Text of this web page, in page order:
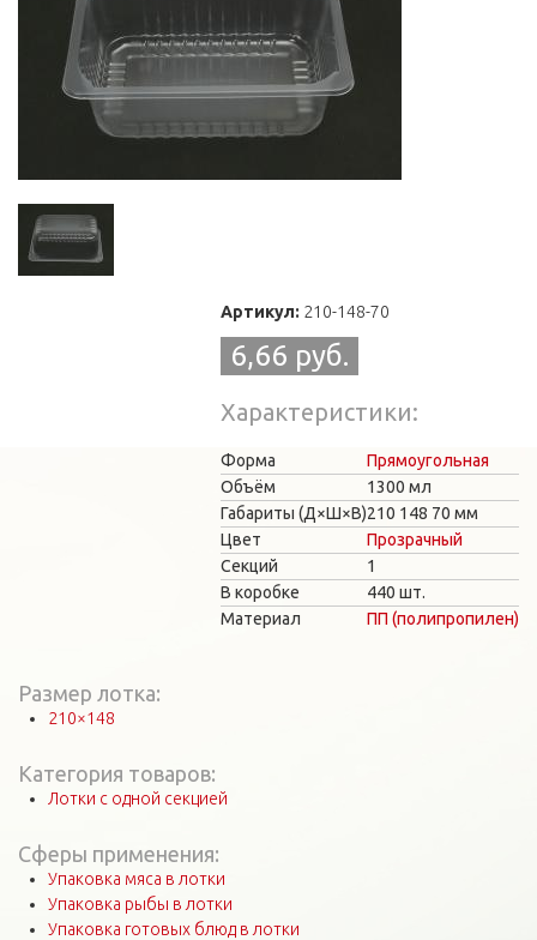
Артикул: 210-148-70
6,66 руб.
Характеристики
Форма
Прямоугольная
Объём
1300 мл
Габариты (Д×Ш×В)210 148 70 мм
Цвет
Прозрачный
Секций
1
В коробке
440 шт.
Материал
ПП (полипропилен)
Размер лотка:
210×148
Категория товаров:
Лотки с одной секцией
Сферы применения:
Упаковка мяса в лотки
Упаковка рыбы в лотки
Упаковка готовых блюд в лотки